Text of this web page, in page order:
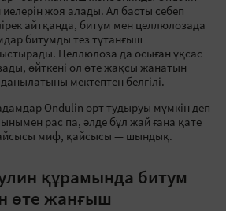
жоя алады. Ал басты себеп
айтқанда, битум мен целлюлозада
битумды тез тұтанғыш
Целлюлоза да осыған ұқсас
өйткені ол өте жақсы жанатын
мектептен белгілі.
Ondulin өрт тудыруы мүмкін деп
рас па, әлде бұл жай ғана қате
миф, қайсысы — шындық.
құрамында битум
өте жанғыш